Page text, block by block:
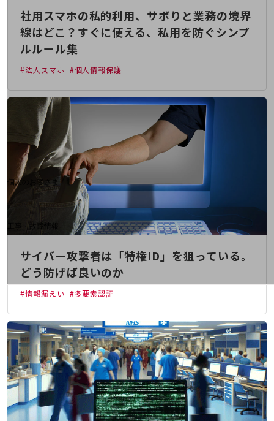
ご契約中サービスの一元管理
Web明細(ビリングステーション)
料金分析(ご利用料金管理サービス)
Web明細(My docomo)
個人のお客さま
NTTドコモ
工事・故障情報
お客さまサポートサイト
SDPFナレッジセンター
NTTドコモ 通信障害情報
社用スマホの私的利用、サボりと業務の境界
線はどこ？すぐに使える、私用を防ぐシンプ
ルルール集
#法人スマホ #個人情報保護
サイバー攻撃者は「特権ID」を狙っている。
どう防げば良いのか
#情報漏えい #多要素認証